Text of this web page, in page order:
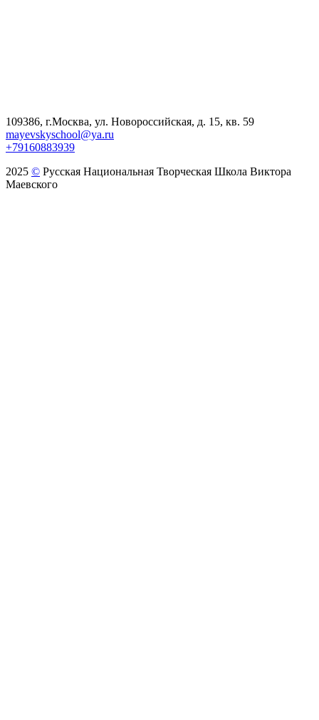
109386, г.Москва, ул. Новороссийская, д. 15, кв. 59
mayevskyschool@ya.ru
+79160883939
2025 © Русская Национальная Творческая Школа Виктора
Маевского